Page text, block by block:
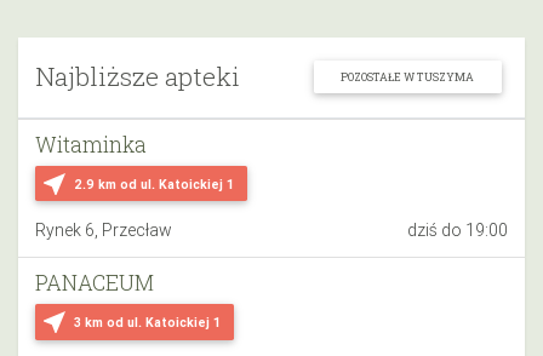
Najbliższe apteki POZOSTAŁE W TUSZYMA
near_me 2.9 km od ul. Katoickiej 1
Witaminka
Rynek 6, Przecław dziś do 19:00
near_me 3 km od ul. Katoickiej 1
PANACEUM